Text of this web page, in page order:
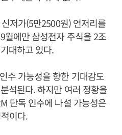
저가(5만2500원) 언저리를
월에만 삼성전자 주식을 2조
대하고 있다.
수 가능성을 향한 기대감도
석된다. 하지만 여러 정황을
단독 인수에 나설 가능성은
이다.